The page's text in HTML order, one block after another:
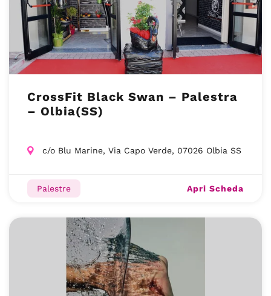
CrossFit Black Swan – Palestra
– Olbia(SS)
c/o Blu Marine, Via Capo Verde, 07026 Olbia SS
Palestre Apri Scheda